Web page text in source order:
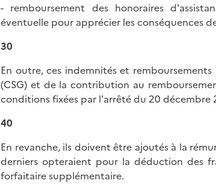
- remboursement des honoraires
éventuelle pour apprécier les conséquences
30
En outre, ces indemnités et
(CSG) et de la contribution au
conditions fixées par l'arrêté du 20 décembre
40
En revanche, ils doivent être ajoutés à la
derniers opteraient pour la déduction des
forfaitaire supplémentaire.